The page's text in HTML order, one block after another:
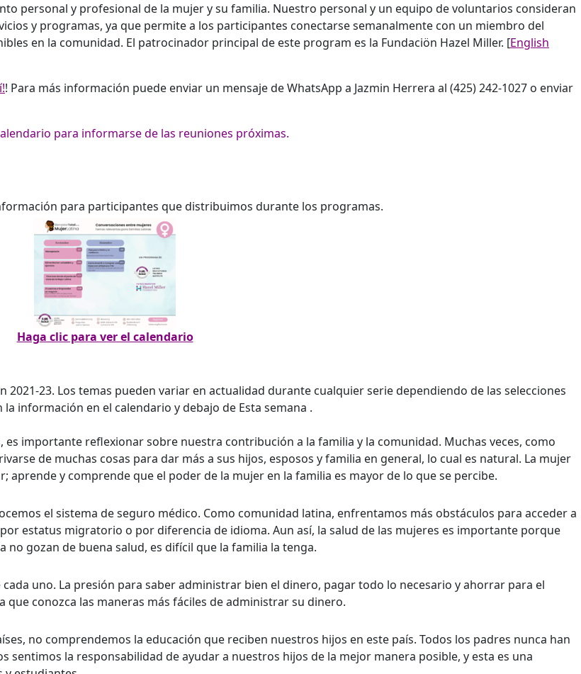
personal y profesional de la mujer y su familia. Nuestro personal y un equipo de voluntarios consideran
y programas, ya que permite a los participantes conectarse semanalmente con un miembro del
en la comunidad. El patrocinador principal de este program es la Fundaciön Hazel Miller. [English
! Para más información puede enviar un mensaje de WhatsApp a Jazmin Herrera al (425) 242-1027 o enviar
para informarse de las reuniones próximas.
para participantes que distribuimos durante los programas.
Haga clic para ver el calendario
23. Los temas pueden variar en actualidad durante cualquier serie dependiendo de las selecciones
información en el calendario y debajo de Esta semana .
importante reflexionar sobre nuestra contribución a la familia y la comunidad. Muchas veces, como
de muchas cosas para dar más a sus hijos, esposos y familia en general, lo cual es natural. La mujer
y comprende que el poder de la mujer en la familia es mayor de lo que se percibe.
el sistema de seguro médico. Como comunidad latina, enfrentamos más obstáculos para acceder a
estatus migratorio o por diferencia de idioma. Aun así, la salud de las mujeres es importante porque
gozan de buena salud, es difícil que la familia la tenga.
uno. La presión para saber administrar bien el dinero, pagar todo lo necesario y ahorrar para el
conozca las maneras más fáciles de administrar su dinero.
no comprendemos la educación que reciben nuestros hijos en este país. Todos los padres nunca han
sentimos la responsabilidad de ayudar a nuestros hijos de la mejor manera posible, y esta es una